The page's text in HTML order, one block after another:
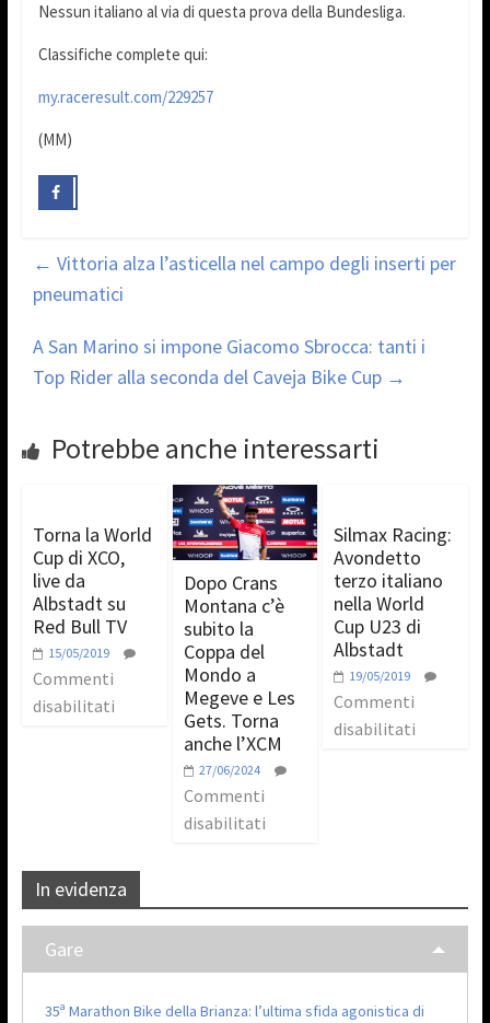
Nessun italiano al via di questa prova della Bundesliga.
Classifiche complete qui:
my.raceresult.com/229257
(MM)
← Vittoria alza l’asticella nel campo degli inserti per
pneumatici
A San Marino si impone Giacomo Sbrocca: tanti i
Top Rider alla seconda del Caveja Bike Cup →
Potrebbe anche interessarti
Torna la World
Cup di XCO,
live da
Albstadt su
Red Bull TV
15/05/2019
Commenti
disabilitati
Dopo Crans
Montana c’è
subito la
Coppa del
Mondo a
Megeve e Les
Gets. Torna
anche l’XCM
27/06/2024
Commenti
disabilitati
Silmax Racing:
Avondetto
terzo italiano
nella World
Cup U23 di
Albstadt
19/05/2019
Commenti
disabilitati
In evidenza
Gare
35ª Marathon Bike della Brianza: l’ultima sfida agonistica di